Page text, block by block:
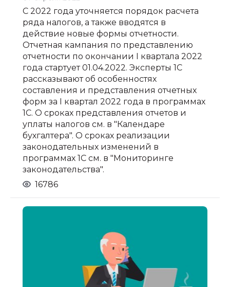
С 2022 года уточняется порядок расчета
ряда налогов, а также вводятся в
действие новые формы отчетности.
Отчетная кампания по представлению
отчетности по окончании I квартала 2022
года стартует 01.04.2022. Эксперты 1С
рассказывают об особенностях
составления и представления отчетных
форм за I квартал 2022 года в программах
1С. О сроках представления отчетов и
уплаты налогов см. в "Календаре
бухгалтера". О сроках реализации
законодательных изменений в
программах 1С см. в "Мониторинге
законодательства".
16786